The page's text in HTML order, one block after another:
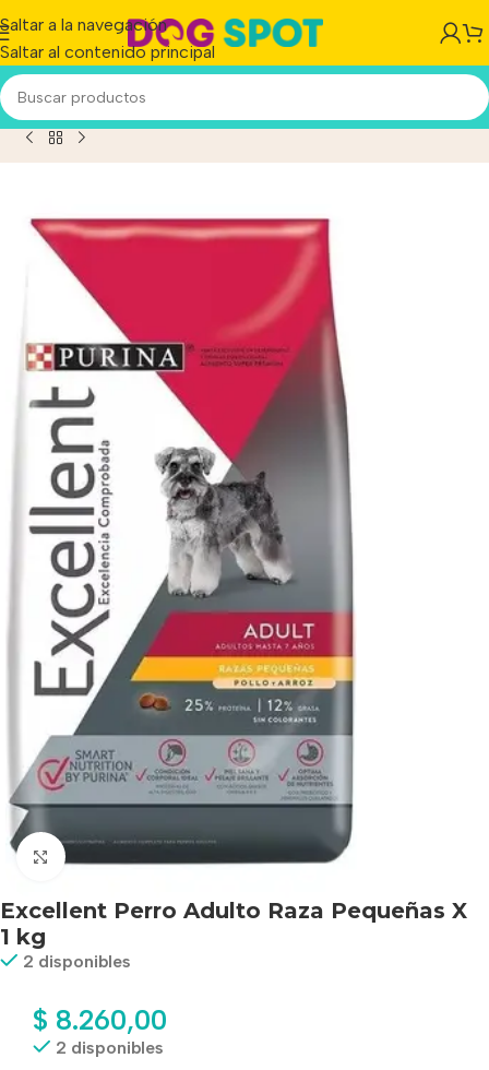
Saltar a la navegación
Saltar al contenido principal
/Producto/Excellent Perro Adulto Raza Pequeñas X 1 kg
Haga clic para ampliar
Excellent Perro Adulto Raza Pequeñas X
1 kg
2 disponibles
$ 8.260,00
2 disponibles